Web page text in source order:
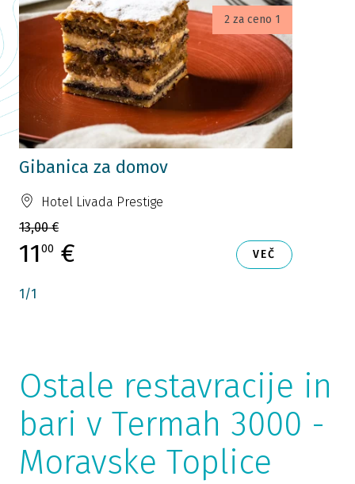
2 za ceno 1
Gibanica za domov
Hotel Livada Prestige
13,00 €
1100 € VEČ
1/1
Ostale restavracije in
bari v Termah 3000 -
Moravske Toplice